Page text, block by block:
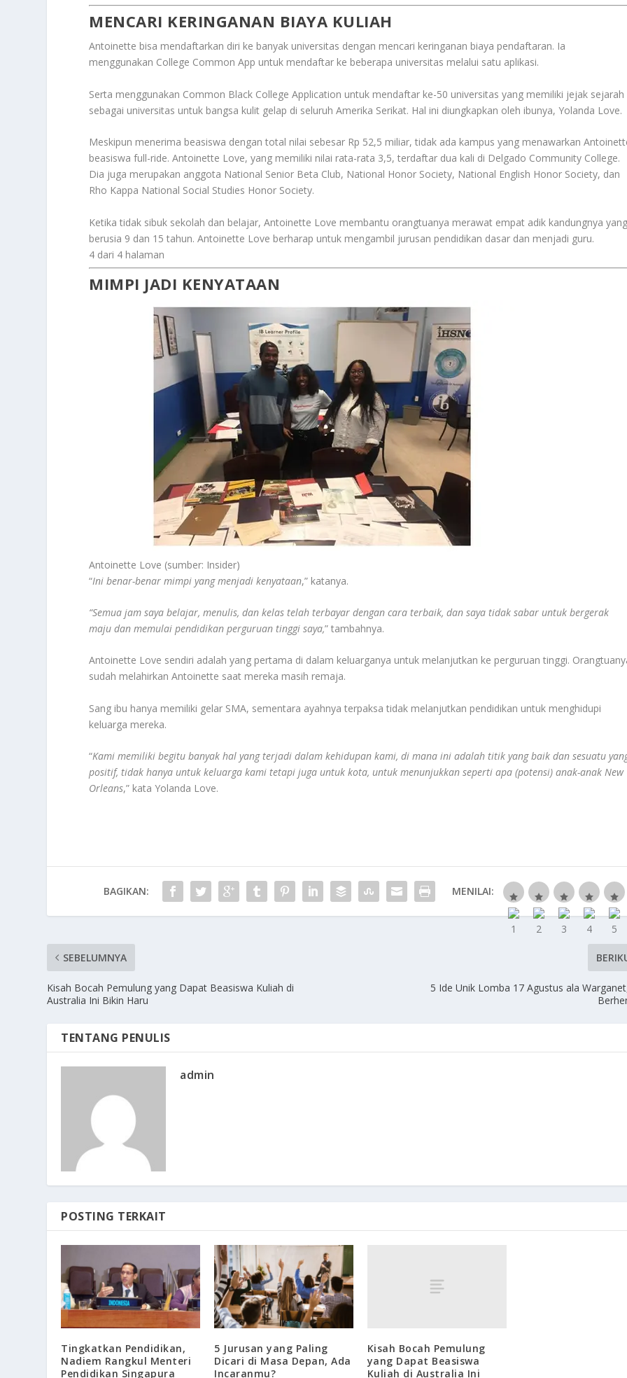
MENCARI KERINGANAN BIAYA KULIAH
Antoinette bisa mendaftarkan diri ke banyak universitas dengan mencari keringanan biaya pendaftaran. Ia
menggunakan College Common App untuk mendaftar ke beberapa universitas melalui satu aplikasi.
Serta menggunakan Common Black College Application untuk mendaftar ke-50 universitas yang memiliki jejak sejarah
sebagai universitas untuk bangsa kulit gelap di seluruh Amerika Serikat. Hal ini diungkapkan oleh ibunya, Yolanda Love.
Meskipun menerima beasiswa dengan total nilai sebesar Rp 52,5 miliar, tidak ada kampus yang menawarkan
beasiswa full-ride. Antoinette Love, yang memiliki nilai rata-rata 3,5, terdaftar dua kali di Delgado Community College.
Dia juga merupakan anggota National Senior Beta Club, National Honor Society, National English Honor Society, dan
Rho Kappa National Social Studies Honor Society.
Ketika tidak sibuk sekolah dan belajar, Antoinette Love membantu orangtuanya merawat empat adik kandungnya
berusia 9 dan 15 tahun. Antoinette Love berharap untuk mengambil jurusan pendidikan dasar dan menjadi guru.
4 dari 4 halaman
MIMPI JADI KENYATAAN
Antoinette Love (sumber: Insider)
“Ini benar-benar mimpi yang menjadi kenyataan,” katanya.
“Semua jam saya belajar, menulis, dan kelas telah terbayar dengan cara terbaik, dan saya tidak sabar untuk bergerak
maju dan memulai pendidikan perguruan tinggi saya,” tambahnya.
Antoinette Love sendiri adalah yang pertama di dalam keluarganya untuk melanjutkan ke perguruan tinggi.
sudah melahirkan Antoinette saat mereka masih remaja.
Sang ibu hanya memiliki gelar SMA, sementara ayahnya terpaksa tidak melanjutkan pendidikan untuk menghidupi
keluarga mereka.
“Kami memiliki begitu banyak hal yang terjadi dalam kehidupan kami, di mana ini adalah titik yang baik dan sesuatu
positif, tidak hanya untuk keluarga kami tetapi juga untuk kota, untuk menunjukkan seperti apa (potensi) anak-anak New
Orleans,” kata Yolanda Love.
BAGIKAN: MENILAI:
SEBELUMNYA
Kisah Bocah Pemulung yang Dapat Beasiswa Kuliah di
Australia Ini Bikin Haru
5 Ide Unik Lomba 17 Agustus ala
TENTANG PENULIS
admin
POSTING TERKAIT
Tingkatkan Pendidikan,
Nadiem Rangkul Menteri
Pendidikan Singapura
5 Jurusan yang Paling
Dicari di Masa Depan, Ada
Incaranmu?
Kisah Bocah Pemulung
yang Dapat Beasiswa
Kuliah di Australia Ini